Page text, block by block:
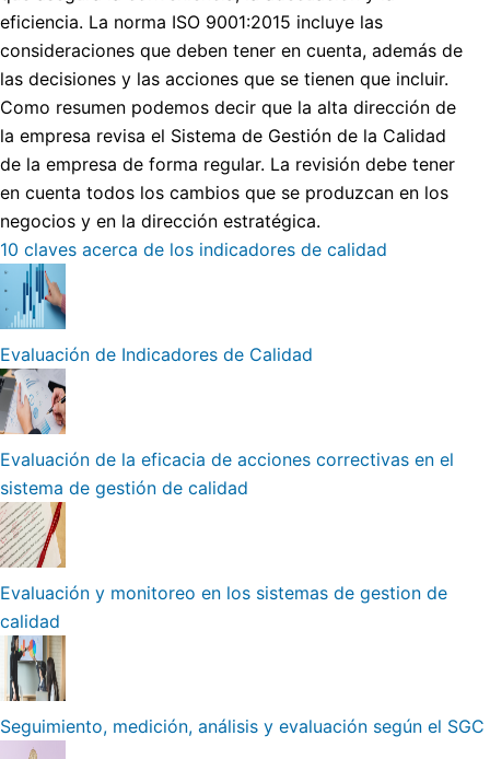
eficiencia. La norma ISO 9001:2015 incluye las
consideraciones que deben tener en cuenta, además de
las decisiones y las acciones que se tienen que incluir.
Como resumen podemos decir que la alta dirección de
la empresa revisa el Sistema de Gestión de la Calidad
de la empresa de forma regular. La revisión debe tener
en cuenta todos los cambios que se produzcan en los
negocios y en la dirección estratégica.
10 claves acerca de los indicadores de calidad
Evaluación de Indicadores de Calidad
Evaluación de la eficacia de acciones correctivas en el
sistema de gestión de calidad
Evaluación y monitoreo en los sistemas de gestion de
calidad
Seguimiento, medición, análisis y evaluación según el SGC